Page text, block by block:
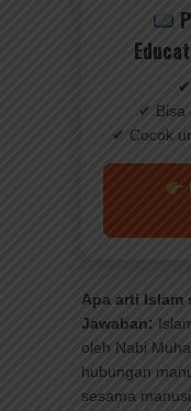
✔ Bisa
✔ Cocok
Apa arti Islam
Jawaban:
oleh Nabi
hubungan
sesama